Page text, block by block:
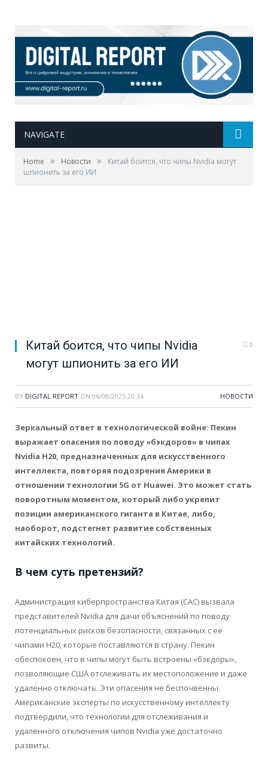
NAVIGATE
Home » Новости »
Китай боится, что чипы Nvidia могут
шпионить за его ИИ
Китай боится, что чипы Nvidia
могут шпионить за его ИИ
0
BY DIGITAL REPORT ON 06/08/2025 20:34 НОВОСТИ
Зеркальный ответ в технологической войне: Пекин
выражает опасения по поводу «бэкдоров» в чипах
Nvidia H20, предназначенных для искусственного
интеллекта, повторяя подозрения Америки в
отношении технологии 5G от Huawei. Это может стать
поворотным моментом, который либо укрепит
позиции американского гиганта в Китае, либо,
наоборот, подстегнет развитие собственных
китайских технологий.
В чем суть претензий?
Администрация киберпространства Китая (CAC) вызвала
представителей Nvidia для дачи объяснений по поводу
потенциальных рисков безопасности, связанных с ее
чипами H20, которые поставляются в страну. Пекин
обеспокоен, что в чипы могут быть встроены «бэкдоры»,
позволяющие США отслеживать их местоположение и даже
удаленно отключать. Эти опасения не беспочвенны.
Американские эксперты по искусственному интеллекту
подтвердили, что технологии для отслеживания и
удаленного отключения чипов Nvidia уже достаточно
развиты.